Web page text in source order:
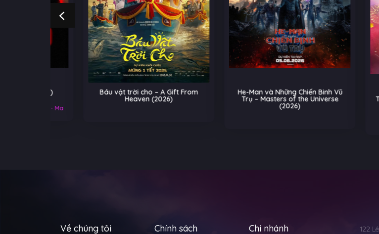
Báu vật trời cho – A Gift From
Heaven (2026)
He-Man và Những Chiến Binh Vũ
Trụ – Masters of the Universe
Biệt
Trên
Về chúng tôi Chính sách Chi nhánh 122